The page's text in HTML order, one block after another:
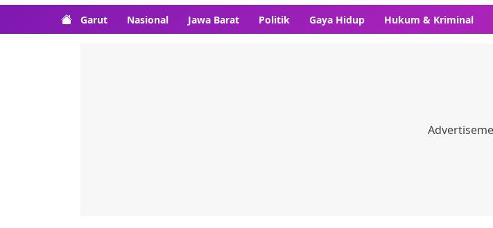
Garut Nasional Jawa Barat Politik Gaya Hidup Hukum & Kriminal